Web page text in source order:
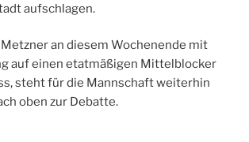
aufschlagen.
an diesem Wochenende mit
auf einen etatmäßigen Mittelblocker
steht für die Mannschaft weiterhin
oben zur Debatte.